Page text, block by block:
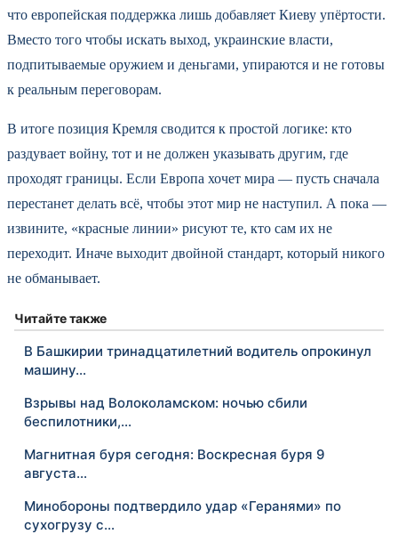
что европейская поддержка лишь добавляет Киеву упёртости.
Вместо того чтобы искать выход, украинские власти,
подпитываемые оружием и деньгами, упираются и не готовы
к реальным переговорам.
В итоге позиция Кремля сводится к простой логике: кто
раздувает войну, тот и не должен указывать другим, где
проходят границы. Если Европа хочет мира — пусть сначала
перестанет делать всё, чтобы этот мир не наступил. А пока —
извините, «красные линии» рисуют те, кто сам их не
переходит. Иначе выходит двойной стандарт, который никого
не обманывает.
Читайте также
В Башкирии тринадцатилетний водитель опрокинул
машину…
Взрывы над Волоколамском: ночью сбили
беспилотники,…
Магнитная буря сегодня: Воскресная буря 9
августа…
Минобороны подтвердило удар «Геранями» по
сухогрузу с…